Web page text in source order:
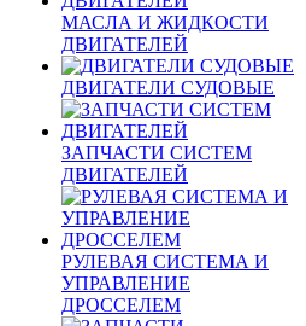
МАСЛА И ЖИДКОСТИ
ДВИГАТЕЛЕЙ
ДВИГАТЕЛИ СУДОВЫЕ
ЗАПЧАСТИ СИСТЕМ
ДВИГАТЕЛЕЙ
РУЛЕВАЯ СИСТЕМА И
УПРАВЛЕНИЕ
ДРОССЕЛЕМ